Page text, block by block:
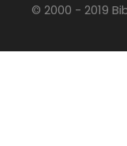
© 2000 - 2019